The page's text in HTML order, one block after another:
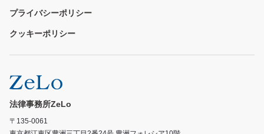
プライバシーポリシー
クッキーポリシー
法律事務所ZeLo
〒135-0061